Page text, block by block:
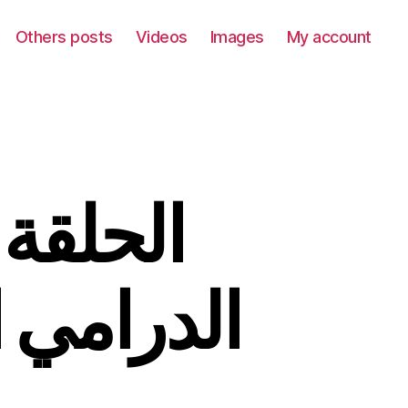
Others posts Videos Images My account